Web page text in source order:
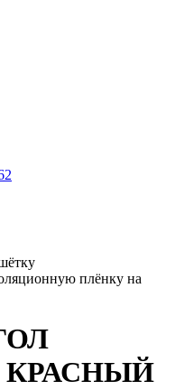
плёнку на
КРАСНЫЙ